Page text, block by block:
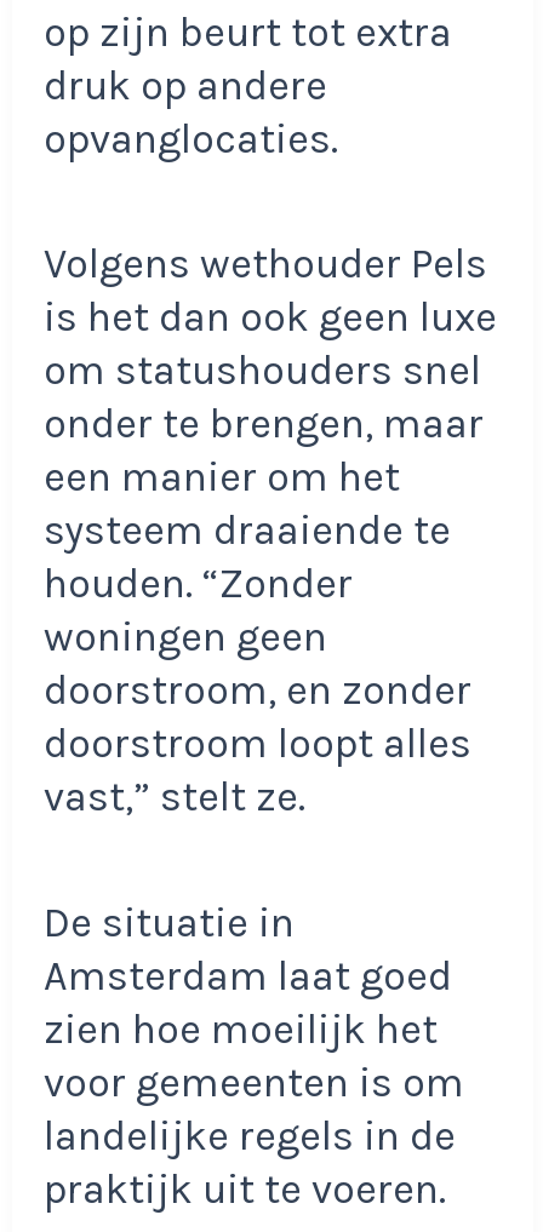
op zijn beurt tot extra
druk op andere
opvanglocaties.
Volgens wethouder Pels
is het dan ook geen luxe
om statushouders snel
onder te brengen, maar
een manier om het
systeem draaiende te
houden. “Zonder
woningen geen
doorstroom, en zonder
doorstroom loopt alles
vast,” stelt ze.
De situatie in
Amsterdam laat goed
zien hoe moeilijk het
voor gemeenten is om
landelijke regels in de
praktijk uit te voeren.